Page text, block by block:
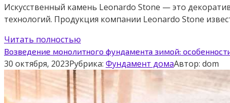
Искусственный камень Leonardo Stone — это
технологий. Продукция компании Leonardo Stone
Читать полностью
Возведение монолитного фундамента зимой:
30 октября, 2023Рубрика: Фундамент домаАвтор: dom